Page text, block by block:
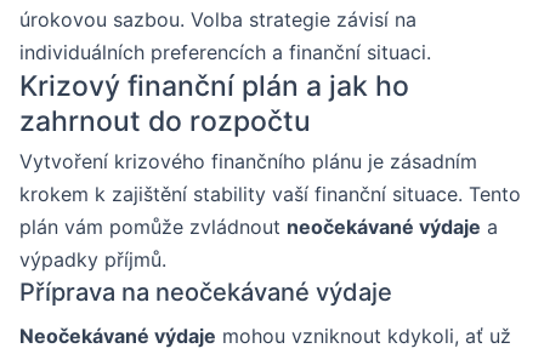
úrokovou sazbou. Volba strategie závisí na
individuálních preferencích a finanční situaci.
Krizový finanční plán a jak ho
zahrnout do rozpočtu
Vytvoření krizového finančního plánu je zásadním
krokem k zajištění stability vaší finanční situace. Tento
plán vám pomůže zvládnout neočekávané výdaje a
výpadky příjmů.
Příprava na neočekávané výdaje
Neočekávané výdaje mohou vzniknout kdykoli, ať už